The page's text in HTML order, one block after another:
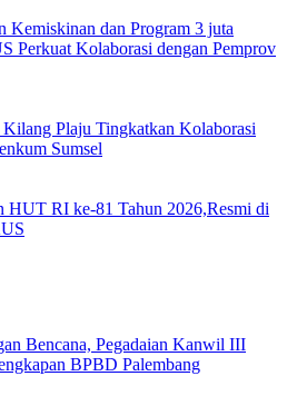
Kemiskinan dan Program 3 juta
Perkuat Kolaborasi dengan Pemprov
Kilang Plaju Tingkatkan Kolaborasi
Sumsel
HUT RI ke-81 Tahun 2026,Resmi di
Bencana, Pegadaian Kanwil III
BPBD Palembang